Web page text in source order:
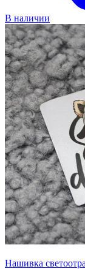
В наличии
Нашивка